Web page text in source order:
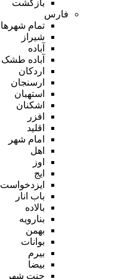
بازگشت
فارس
تمام شهر‌ها
شیراز
آباده
آباده طشک
اردکان
ارسنجان
استهبان
اشکنان
افزر
اقلید
امام شهر
اهل
اوز
ایج
ایزدخواست
باب انار
بالاده
بنارویه
بهمن
بوانات
بیرم
بیضا
جنت شهر